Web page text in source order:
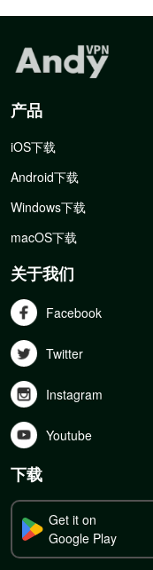
产品
iOS下载
Android下载
Windows下载
macOS下载
关于我们
Facebook
Twitter
Instagram
Youtube
下载
Get it on
Google Play